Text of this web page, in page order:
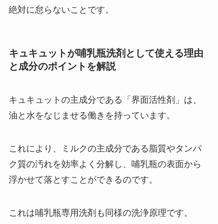
絶対に怠らないことです。
キュキュットが哺乳瓶洗剤として使える理由
と成分のポイントを解説
キュキュットの主成分である「界面活性剤」は、
油と水をなじませる働きを持っています。
これにより、ミルクの主成分である脂質やタンパ
ク質の汚れを効率よく分解し、哺乳瓶の表面から
浮かせて落とすことができるのです。
これは哺乳瓶専用洗剤も同様の洗浄原理です。